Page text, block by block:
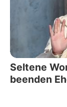
Seltene
beenden